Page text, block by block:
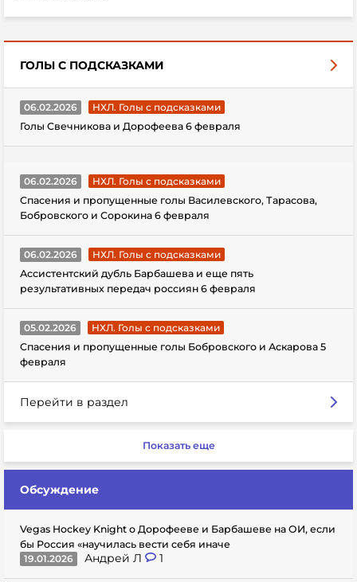
ГОЛЫ С ПОДСКАЗКАМИ
06.02.2026
НХЛ. Голы с подсказками
Голы Свечникова и Дорофеева 6 февраля
06.02.2026
НХЛ. Голы с подсказками
Спасения и пропущенные голы Василевского, Тарасова,
Бобровского и Сорокина 6 февраля
06.02.2026
НХЛ. Голы с подсказками
Ассистентский дубль Барбашева и еще пять
результативных передач россиян 6 февраля
05.02.2026
НХЛ. Голы с подсказками
Спасения и пропущенные голы Бобровского и Аскарова 5
февраля
Перейти в раздел
Показать еще
Обсуждение
Vegas Hockey Knight о Дорофееве и Барбашеве на ОИ, если
бы Россия «научилась вести себя иначе
19.01.2026
Андрей Л 1